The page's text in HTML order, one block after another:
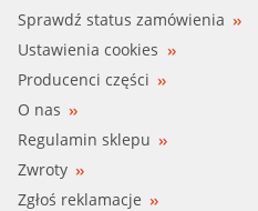
Sprawdź status zamówienia
Ustawienia cookies
Producenci części
O nas
Regulamin sklepu
Zwroty
Zgłoś reklamacje